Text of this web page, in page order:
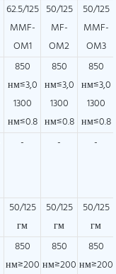
62.5/125
MMF-
OM1
50/125
MF-
OM2
50/125
MMF-
OM3
850
нм≤3,0
1300
нм≤0.8
850
нм≤3,0
1300
нм≤0.8
850
нм≤3,0
1300
нм≤0.8
- - -
50/125
гм
50/125
гм
50/125
гм
850
нм≥200
850
нм≥200
850
нм≥200